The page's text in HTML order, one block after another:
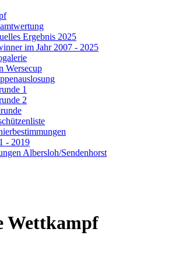
Ergebnis 2025
im Jahr 2007 - 2025
Wersecup
1
2
- 2019
Albersloh/Sendenhorst
Wettkampf